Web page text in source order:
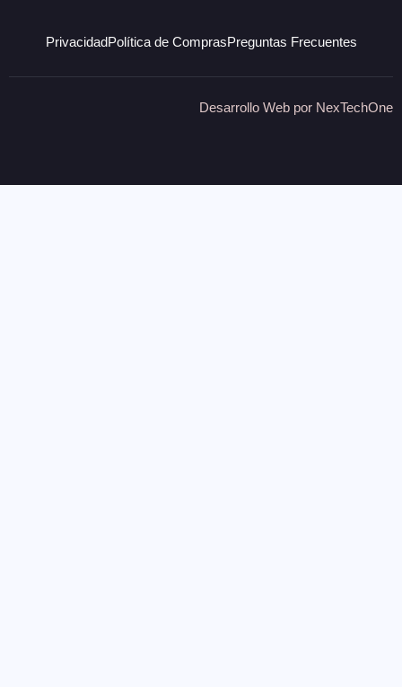
PrivacidadPolítica de ComprasPreguntas Frecuentes
Desarrollo Web por NexTechOne